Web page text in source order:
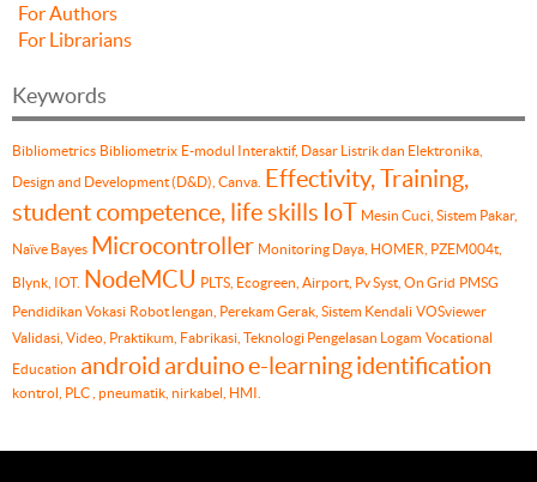
For Authors
For Librarians
Keywords
Bibliometrics Bibliometrix E-modul Interaktif, Dasar Listrik dan Elektronika,
Design and Development (D&D), Canva.
Effectivity, Training,
student competence, life skills IoT Mesin Cuci, Sistem Pakar,
Naïve Bayes Microcontroller Monitoring Daya, HOMER, PZEM004t,
Blynk, IOT. NodeMCU PLTS, Ecogreen, Airport, Pv Syst, On Grid PMSG
Pendidikan Vokasi Robot lengan, Perekam Gerak, Sistem Kendali VOSviewer
Validasi, Video, Praktikum, Fabrikasi, Teknologi Pengelasan Logam Vocational
Education android arduinoe-learningidentification
kontrol, PLC , pneumatik, nirkabel, HMI.